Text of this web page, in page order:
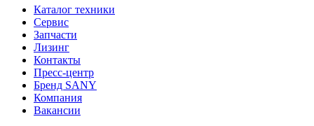
Каталог техники
Сервис
Запчасти
Лизинг
Контакты
Пресс-центр
Бренд SANY
Компания
Вакансии